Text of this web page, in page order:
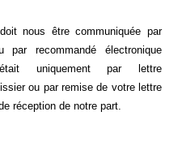
nous être communiquée par
par recommandé électronique
uniquement par lettre
ou par remise de votre lettre
réception de notre part.